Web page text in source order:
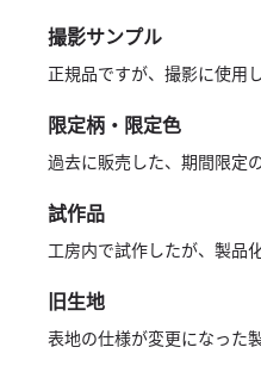
撮影サンプル
正規品ですが、撮影に使用
限定柄・限定色
過去に販売した、期間限定
試作品
工房内で試作したが、製品
旧生地
表地の仕様が変更になった